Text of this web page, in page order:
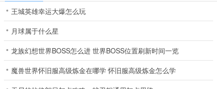
模拟经营
5款手游
音乐舞蹈
儿童教育
王城英雄幸运大爆怎么玩
月球属于什么星
龙族幻想世界BOSS怎么进 世界BOSS位置刷新时间一览
魔兽世界怀旧服高级炼金在哪学 怀旧服高级炼金怎么学